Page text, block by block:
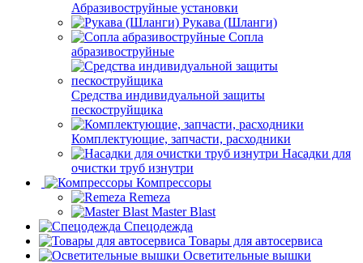
Абразивоструйные установки
Рукава (Шланги)
Сопла
абразивоструйные
Средства индивидуальной защиты
пескоструйщика
Комплектующие, запчасти, расходники
Насадки для
очистки труб изнутри
Компрессоры
Remeza
Master Blast
Спецодежда
Товары для автосервиса
Осветительные вышки